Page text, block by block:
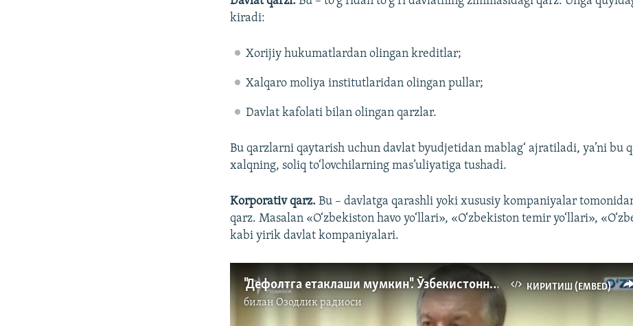
kiradi:
Xorijiy hukumatlardan olingan kreditlar;
Xalqaro moliya institutlaridan olingan pullar;
Davlat kafolati bilan olingan qarzlar.
Bu qarzlarni qaytarish uchun davlat byudjetidan mablag‘ ajratiladi, ya’ni bu
xalqning, soliq to‘lovchilarning mas’uliyatiga tushadi.
Korporativ qarz.Bu – davlatga qarashli yoki xususiy kompaniyalar
qarz. Masalan «O‘zbekiston havo yo‘llari», «O‘zbekiston temir yo‘llari»,
kabi yirik davlat kompaniyalari.
КИРИТИШ (EMBED)
"Дефолтга етаклаши мумкин". Ўзбекистоннинг ташқи қарзи "юқори суръатларда" ўсмоқда
биланОзодлик радиоси